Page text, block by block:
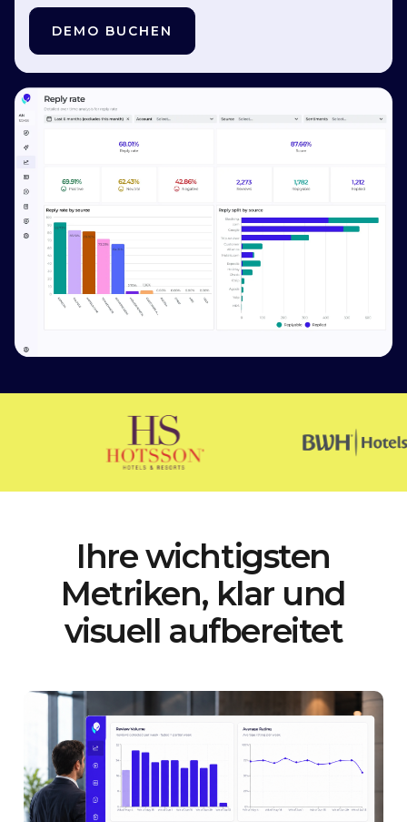
DEMO BUCHEN
Ihre wichtigsten
Metriken, klar und
visuell aufbereitet